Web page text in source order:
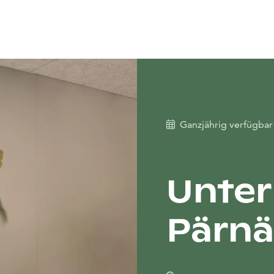
Ganzjährig